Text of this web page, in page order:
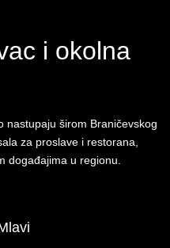
i okolna
nastupaju širom Braničevskog
za proslave i restorana,
događajima u regionu.